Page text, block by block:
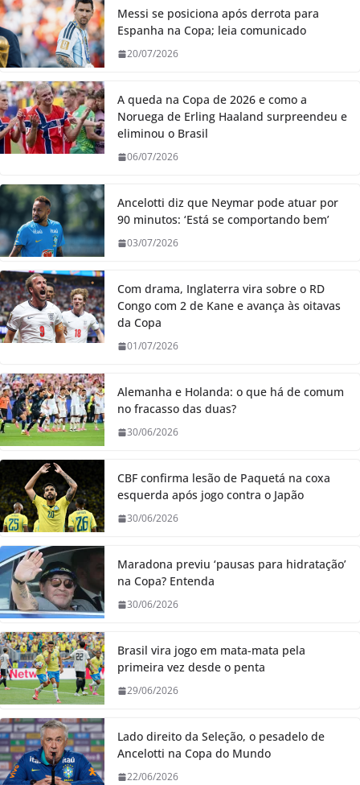
Messi se posiciona após derrota para
Espanha na Copa; leia comunicado
20/07/2026
A queda na Copa de 2026 e como a
Noruega de Erling Haaland surpreendeu e
eliminou o Brasil
06/07/2026
Ancelotti diz que Neymar pode atuar por
90 minutos: ‘Está se comportando bem’
03/07/2026
Com drama, Inglaterra vira sobre o RD
Congo com 2 de Kane e avança às oitavas
da Copa
01/07/2026
Alemanha e Holanda: o que há de comum
no fracasso das duas?
30/06/2026
CBF confirma lesão de Paquetá na coxa
esquerda após jogo contra o Japão
30/06/2026
Maradona previu ‘pausas para hidratação’
na Copa? Entenda
30/06/2026
Brasil vira jogo em mata-mata pela
primeira vez desde o penta
29/06/2026
Lado direito da Seleção, o pesadelo de
Ancelotti na Copa do Mundo
22/06/2026